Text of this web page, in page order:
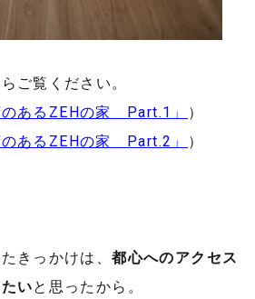
ご覧ください。
のあるZEHの家 Part.1」
）
のあるZEHの家 Part.2」 ）
きっかけは、都心へのアクセス
いと思ったから。